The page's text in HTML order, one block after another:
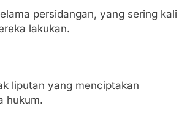
persidangan, yang sering kali
lakukan.
liputan yang menciptakan
hukum.